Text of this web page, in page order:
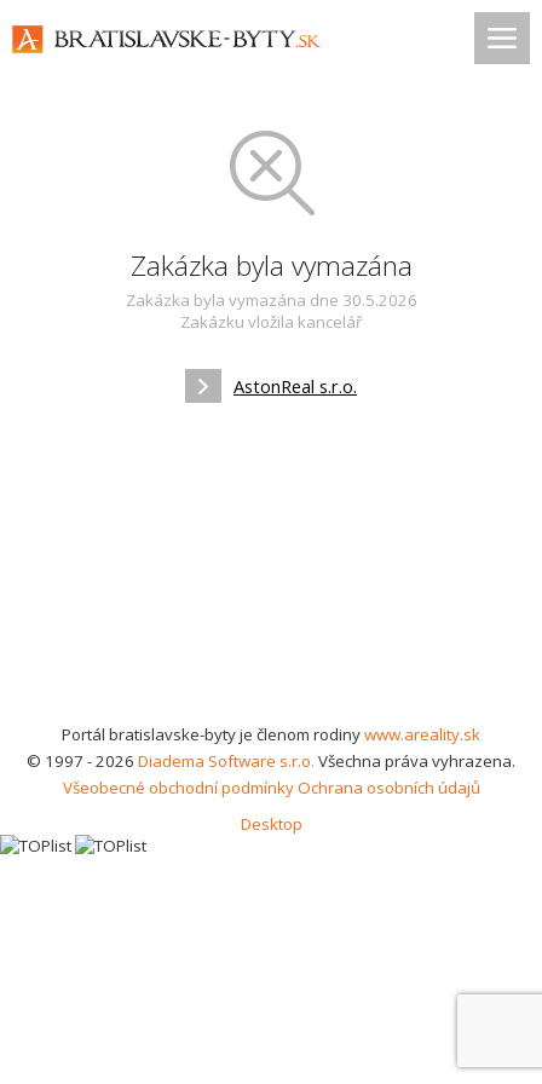
Zakázka byla vymazána
Zakázka byla vymazána dne 30.5.2026
Zakázku vložila kancelář
AstonReal s.r.o.
Portál bratislavske-byty je členom rodinywww.areality.sk
© 1997 - 2026 Diadema Software s.r.o. Všechna práva vyhrazena.
Všeobecné obchodní podmínkyOchrana osobních údajů
Desktop